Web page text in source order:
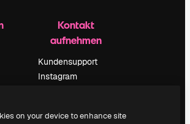
Kontakt
aufnehmen
Kundensupport
Instagram
TikTok
on your device to enhance site